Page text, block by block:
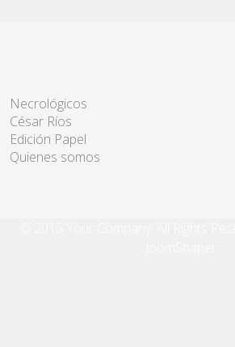
Necrológicos
César Ríos
Edición Papel
Quienes somos